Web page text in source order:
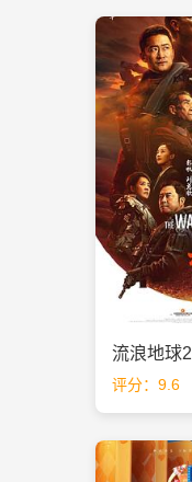
流浪地球2
评分：9.6